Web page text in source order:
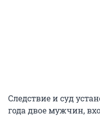
Следствие и суд
года двое мужчин,